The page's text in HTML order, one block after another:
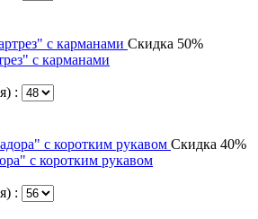
Скидка 50%
с карманами
:
Скидка 40%
с коротким рукавом
: